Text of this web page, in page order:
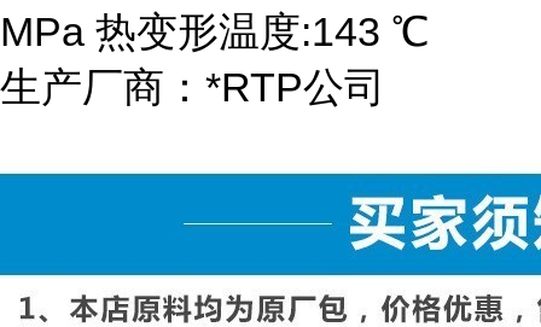
MPa 热变形温度:143 ℃
生产厂商：*RTP公司